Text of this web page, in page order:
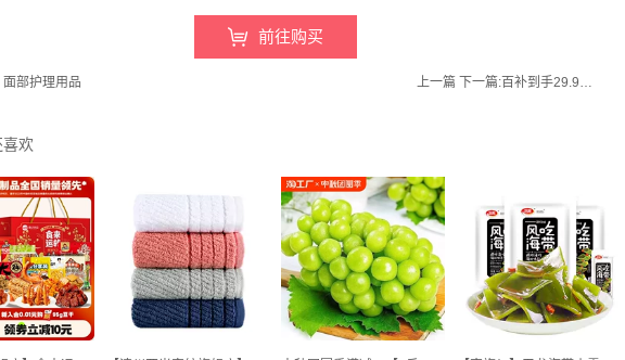
前往购买
面部护理用品 上一篇 下一篇: 百补到手29.9！好想你官方旗舰店！好想你礼盒赶紧屯起来！
欢